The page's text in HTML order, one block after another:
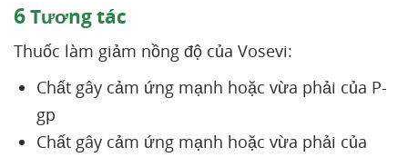
6Tương tác
Thuốc làm giảm nồng độ của Vosevi:
Chất gây cảm ứng mạnh hoặc vừa phải của P-
gp
Chất gây cảm ứng mạnh hoặc vừa phải của